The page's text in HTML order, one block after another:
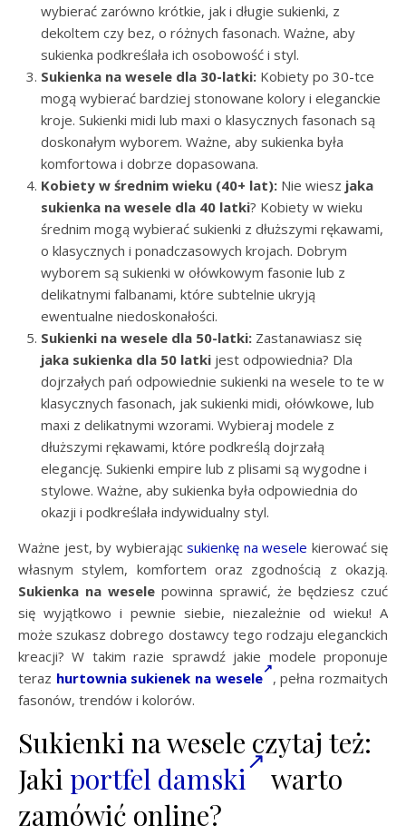
wybierać zarówno krótkie, jak i długie sukienki, z
dekoltem czy bez, o różnych fasonach. Ważne, aby
sukienka podkreślała ich osobowość i styl.
Sukienka na wesele dla 30-latki: Kobiety po 30-tce
mogą wybierać bardziej stonowane kolory i eleganckie
kroje. Sukienki midi lub maxi o klasycznych fasonach są
doskonałym wyborem. Ważne, aby sukienka była
komfortowa i dobrze dopasowana.
Kobiety w średnim wieku (40+ lat): Nie wiesz jaka
sukienka na wesele dla 40 latki? Kobiety w wieku
średnim mogą wybierać sukienki z dłuższymi rękawami,
o klasycznych i ponadczasowych krojach. Dobrym
wyborem są sukienki w ołówkowym fasonie lub z
delikatnymi falbanami, które subtelnie ukryją
ewentualne niedoskonałości.
Sukienki na wesele dla 50-latki: Zastanawiasz się
jaka sukienka dla 50 latki jest odpowiednia? Dla
dojrzałych pań odpowiednie sukienki na wesele to te w
klasycznych fasonach, jak sukienki midi, ołówkowe, lub
maxi z delikatnymi wzorami. Wybieraj modele z
dłuższymi rękawami, które podkreślą dojrzałą
elegancję. Sukienki empire lub z plisami są wygodne i
stylowe. Ważne, aby sukienka była odpowiednia do
okazji i podkreślała indywidualny styl.
Ważne jest, by wybierając sukienkę na wesele kierować się
własnym stylem, komfortem oraz zgodnością z okazją.
Sukienka na wesele powinna sprawić, że będziesz czuć
się wyjątkowo i pewnie siebie, niezależnie od wieku! A
może szukasz dobrego dostawcy tego rodzaju eleganckich
kreacji? W takim razie sprawdź jakie modele proponuje
teraz hurtownia sukienek na wesele
, pełna rozmaitych
fasonów, trendów i kolorów.
Sukienki na wesele czytaj też:
Jaki portfel damski
warto
zamówić online?